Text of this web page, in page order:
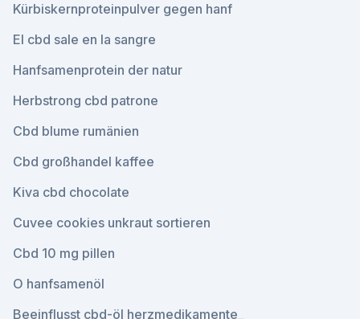
Kürbiskernproteinpulver gegen hanf
El cbd sale en la sangre
Hanfsamenprotein der natur
Herbstrong cbd patrone
Cbd blume rumänien
Cbd großhandel kaffee
Kiva cbd chocolate
Cuvee cookies unkraut sortieren
Cbd 10 mg pillen
O hanfsamenöl
Beeinflusst cbd-öl herzmedikamente_